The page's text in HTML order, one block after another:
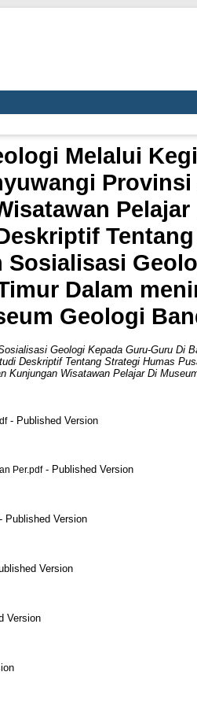
Melalui
Provinsi
Dalam
Geologi
Geologi Kepada Guru-Guru Di
Deskriptif Tentang Strategi Humas
Wisatawan Pelajar Di
- Published Version
Per.pdf- Published Version
Published Version
Version
Version